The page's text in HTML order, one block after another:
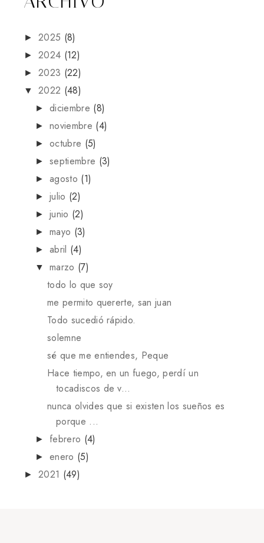
► 2025 (8)
► 2024 (12)
► 2023 (22)
▼ 2022 (48)
►diciembre (8)
►noviembre (4)
►octubre (5)
►septiembre (3)
►agosto (1)
►julio (2)
►junio (2)
►mayo (3)
►abril (4)
▼marzo (7)
todo lo que soy
me permito quererte, san juan
Todo sucedió rápido.
solemne
sé que me entiendes, Peque
Hace tiempo, en un fuego, perdí un
tocadiscos de v...
nunca olvides que si existen los sueños es
porque ...
► febrero (4)
►enero (5)
► 2021 (49)